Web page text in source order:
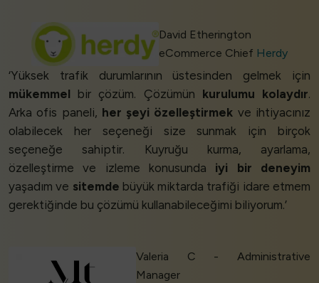
David Etherington
eCommerce Chief Herdy
‘Yüksek trafik durumlarının üstesinden gelmek için
mükemmel bir çözüm. Çözümün kurulumu kolaydır.
Arka ofis paneli, her şeyi özelleştirmek ve ihtiyacınız
olabilecek her seçeneği size sunmak için birçok
seçeneğe sahiptir. Kuyruğu kurma, ayarlama,
özelleştirme ve izleme konusunda iyi bir deneyim
yaşadım ve sitemde büyük miktarda trafiği idare etmem
gerektiğinde bu çözümü kullanabileceğimi biliyorum.’
Valeria C - Administrative
Manager